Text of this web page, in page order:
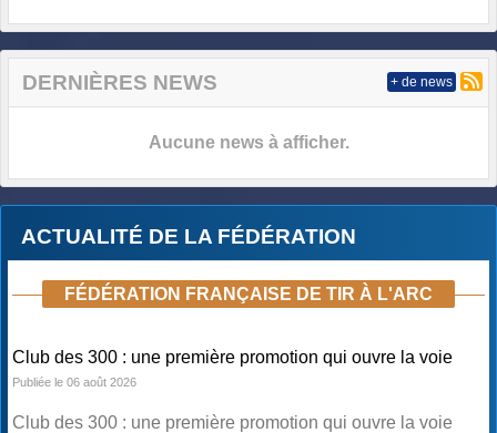
DERNIÈRES NEWS
Aucune news à afficher.
+ de news
ACTUALITÉ DE LA FÉDÉRATION
FÉDÉRATION FRANÇAISE DE TIR À L'ARC
Club des 300 : une première promotion qui ouvre la voie
Publiée le 06 août 2026
Club des 300 : une première promotion qui ouvre la voie